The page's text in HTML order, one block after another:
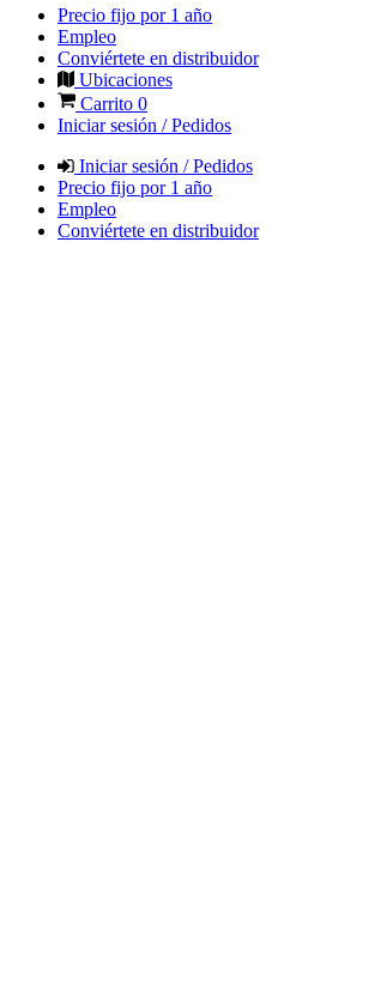
Precio fijo por 1 año
Empleo
Conviértete en distribuidor
Ubicaciones
Carrito 0
Iniciar sesión / Pedidos
Iniciar sesión / Pedidos
Precio fijo por 1 año
Empleo
Conviértete en distribuidor